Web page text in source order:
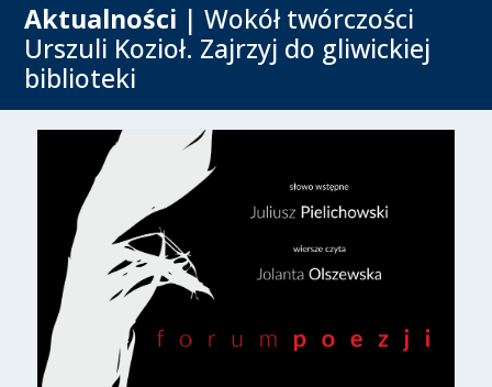
Aktualności | Wokół twórczości
Urszuli Kozioł. Zajrzyj do gliwickiej
biblioteki